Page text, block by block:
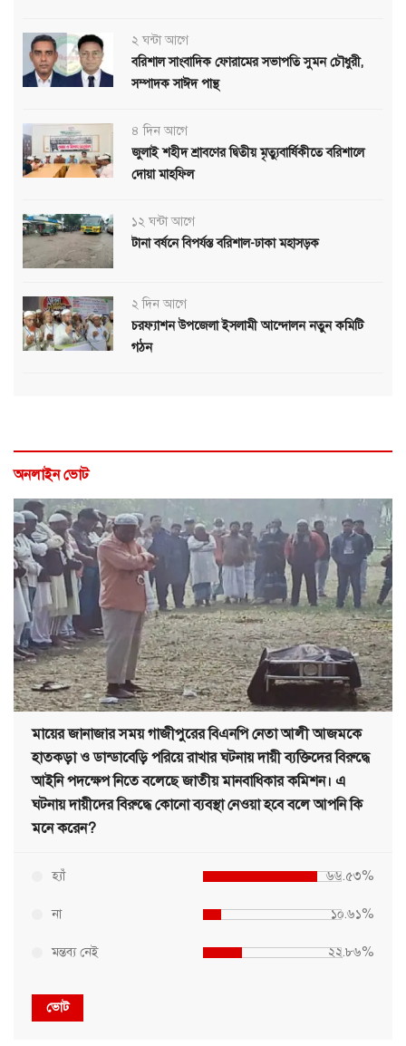
২ ঘন্টা আগে
বরিশাল সাংবাদিক ফোরামের সভাপতি সুমন চৌধুরী,
সম্পাদক সাঈদ পান্থ
৪ দিন আগে
জুলাই শহীদ শ্রাবণের দ্বিতীয় মৃত্যুবার্ষিকীতে বরিশালে
দোয়া মাহফিল
১২ ঘন্টা আগে
টানা বর্ষনে বিপর্যস্ত বরিশাল-ঢাকা মহাসড়ক
২ দিন আগে
চরফ্যাশন উপজেলা ইসলামী আন্দোলন নতুন কমিটি
গঠন
অনলাইন ভোট
মায়ের জানাজার সময় গাজীপুরের বিএনপি নেতা আলী আজমকে
হাতকড়া ও ডান্ডাবেড়ি পরিয়ে রাখার ঘটনায় দায়ী ব্যক্তিদের বিরুদ্ধে
আইনি পদক্ষেপ নিতে বলেছে জাতীয় মানবাধিকার কমিশন। এ
ঘটনায় দায়ীদের বিরুদ্ধে কোনো ব্যবস্থা নেওয়া হবে বলে আপনি কি
মনে করেন?
হ্যাঁ ৬৬.৫৩%
না ১০.৬১%
মন্তব্য নেই ২২.৮৬%
ভোট